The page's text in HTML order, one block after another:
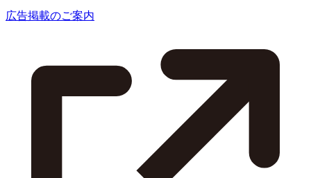
広告掲載のご案内